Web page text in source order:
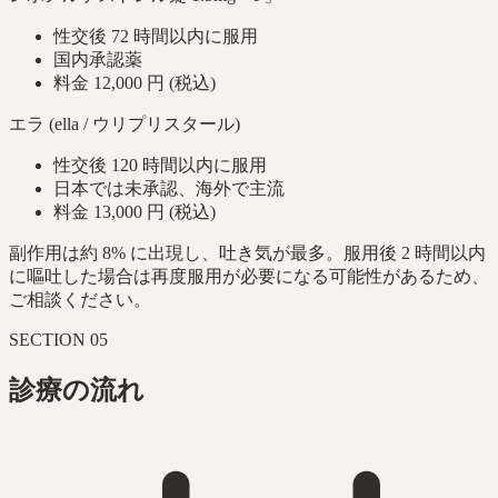
性交後 72 時間以内に服用
国内承認薬
料金 12,000 円 (税込)
エラ (ella / ウリプリスタール)
性交後 120 時間以内に服用
日本では未承認、海外で主流
料金 13,000 円 (税込)
副作用は約 8% に出現し、吐き気が最多。服用後 2 時間以内
に嘔吐した場合は再度服用が必要になる可能性があるため、
ご相談ください。
SECTION 05
診療の流れ